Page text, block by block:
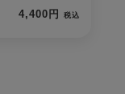
4,400円
税込